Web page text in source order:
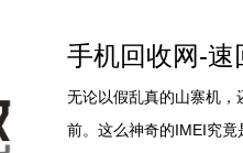
手机回收网-
无论以假乱真的山寨机，
前。这么神奇的IMEI究